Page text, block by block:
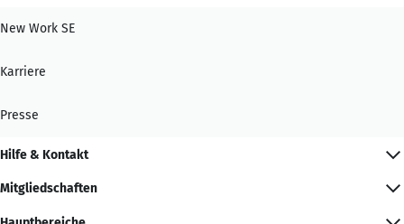
New Work SE
Karriere
Presse
Hilfe & Kontakt
Mitgliedschaften